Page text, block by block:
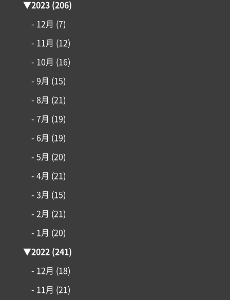
▼2023(206)
- 12月 (7)
- 11月 (12)
- 10月 (16)
- 9月 (15)
- 8月 (21)
- 7月 (19)
- 6月 (19)
- 5月 (20)
- 4月 (21)
- 3月 (15)
- 2月 (21)
- 1月 (20)
▼2022 (241)
- 12月 (18)
- 11月 (21)